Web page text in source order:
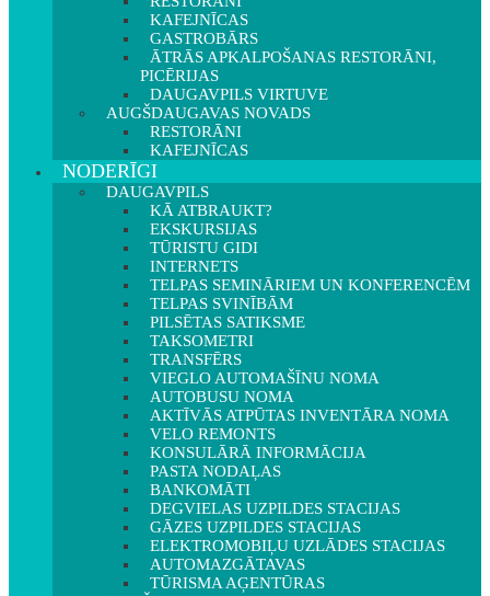
KAFEJNĪCAS
GASTROBĀRS
ĀTRĀS APKALPOŠANAS RESTORĀNI,
PICĒRIJAS
DAUGAVPILS VIRTUVE
AUGŠDAUGAVAS NOVADS
RESTORĀNI
KAFEJNĪCAS
NODERĪGI
DAUGAVPILS
KĀ ATBRAUKT?
EKSKURSIJAS
TŪRISTU GIDI
INTERNETS
TELPAS SEMINĀRIEM UN KONFERENCĒM
TELPAS SVINĪBĀM
PILSĒTAS SATIKSME
TAKSOMETRI
TRANSFĒRS
VIEGLO AUTOMAŠĪNU NOMA
AUTOBUSU NOMA
AKTĪVĀS ATPŪTAS INVENTĀRA NOMA
VELO REMONTS
KONSULĀRĀ INFORMĀCIJA
PASTA NODAĻAS
BANKOMĀTI
DEGVIELAS UZPILDES STACIJAS
GĀZES UZPILDES STACIJAS
ELEKTROMOBIĻU UZLĀDES STACIJAS
AUTOMAZGĀTAVAS
TŪRISMA AĢENTŪRAS